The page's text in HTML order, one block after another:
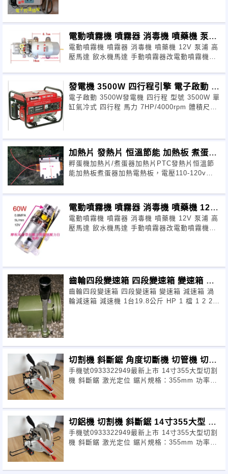
電動噴霧機 噴霧器 消毒機 噴藥機 泵浦
高壓馬
電動噴霧機 噴霧器 消毒機 噴藥機 12V 泵浦 高
壓馬達 飲水機馬達 手動噴霧器改電動噴霧機，
發電機 3500W 四行程引擎 電子啟動 廟
會-夜
電子啟動 3500W發電機 四行程 型號 3500W 單
缸氣冷式 四行程 馬力 7HP/4000rpm 體積尺寸
加熱片 發熱片 恒溫節能 加熱板 煮蛋器
加熱 電熱
孵蛋機加熱片/煮蛋器加熱片PTC發熱片恒溫節
能加熱板煮蛋器加熱電熱板，電壓110-120v
電動噴霧機 噴霧器 消毒機 噴藥機 12V
泵浦
電動噴霧機 噴霧器 消毒機 噴藥機 12V 泵浦 高
壓馬達 飲水機馬達 手動噴霧器改電動噴霧機，
齒輪四段變速箱 四段變速箱 變速箱 減
速箱 渦輪減
齒輪四段變速箱 四段變速箱 變速箱 減速箱 渦
輪減速箱 減速機 1台19.8公斤 HP 1 檔 1 2 2 4
切割機 斜斷鋸 角度切斷機 切管機 切鋁
機 14寸
手機號0933322949最新上市 14寸355大型切割
機 斜斷鋸 激光定位 鋸片規格：355mm 功率：
切鋁機 切割機 斜斷鋸 14寸355大型 激
光定
手機號0933322949最新上市 14寸355大型切割
機 斜斷鋸 激光定位 鋸片規格：355mm 功率：